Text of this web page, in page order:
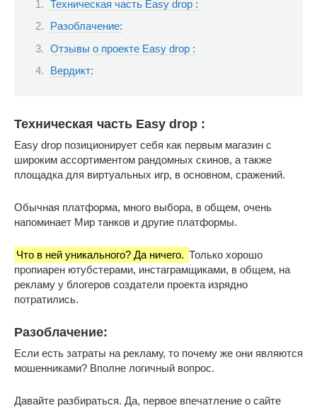
Техническая часть Easy drop :
Разоблачение:
Отзывы о проекте Easy drop :
Вердикт:
Техническая часть Easy drop :
Easy drop позиционирует себя как первым магазин с
широким ассортиментом рандомных скинов, а также
площадка для виртуальных игр, в основном, сражений.
Обычная платформа, много выбора, в общем, очень
напоминает Мир танков и другие платформы.
Что в ней уникального? Да ничего. Только хорошо
пропиарен ютубстерами, инстаграмщиками, в общем, на
рекламу у блогеров создатели проекта изрядно
потратились.
Разоблачение:
Если есть затраты на рекламу, то почему же они являются
мошенниками? Вполне логичный вопрос.
Давайте разбираться. Да, первое впечатление о сайте